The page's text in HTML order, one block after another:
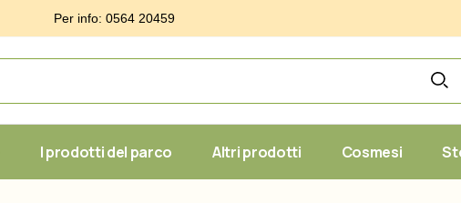
Per info: 0564 20459
I prodotti del parco Altri prodotti Cosmesi